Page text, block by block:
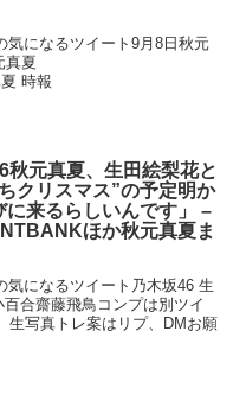
気になるツイート9月8日秋元
真夏
時報
秋元真夏、生田絵梨花と
クリスマス”の予定明か
に来るらしいんです」 –
ほか秋元真夏ま
になるツイート乃木坂46 生
合齋藤飛鳥コンプは別ツイ
写真トレ案はリプ、DMお願